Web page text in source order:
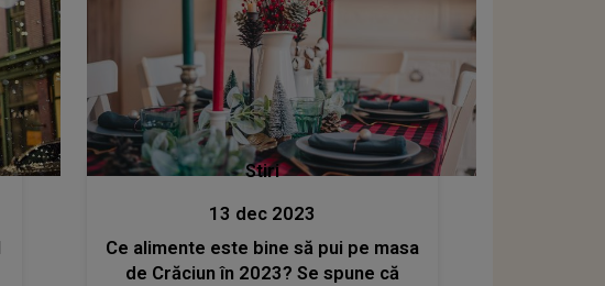
Stiri
13 dec 2023
Ce alimente este bine să pui pe masa
de Crăciun în 2023? Se spune că